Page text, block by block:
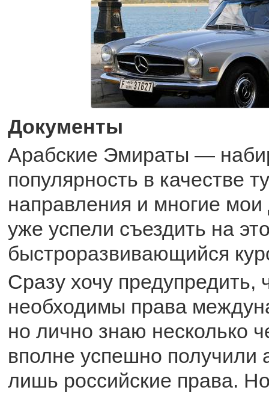
Документы
Арабские Эмираты —
популярность в качестве
направления и многие
уже успели съездить на
быстроразвивающийся
Сразу хочу предупредить,
необходимы права
но лично знаю несколько
вполне успешно получили
лишь российские права.